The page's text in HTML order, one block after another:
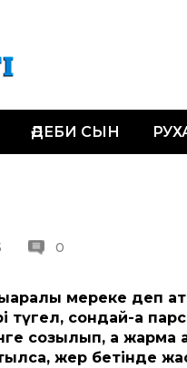
ӘДЕБИ СЫН
0
мереке деп
түгел, сондай-ақ
созылып, ақ жарма
жер бетінде